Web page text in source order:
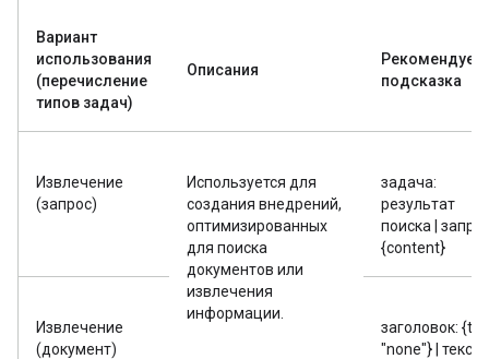
Вариант
использования
(перечисление
типов задач)
Описания
подсказка
Извлечение
(запрос)
Используется для
создания внедрений,
оптимизированных
для поиска
документов или
извлечения
информации.
задача:
результат
поиска |
{content}
Извлечение
(документ)
заголовок:
"none"} | текст: